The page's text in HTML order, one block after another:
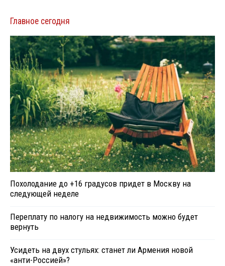
Главное сегодня
Похолодание до +16 градусов придет в Москву на
следующей неделе
Переплату по налогу на недвижимость можно будет
вернуть
Усидеть на двух стульях: станет ли Армения новой
«анти-Россией»?